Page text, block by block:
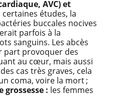
AVC) et
certaines études, la
buccales nocives
parfois à la
sanguins. Les abcès
part provoquer des
au cœur, mais aussi
cas très graves, cela
coma, voire la mort ;
grossesse : les femmes